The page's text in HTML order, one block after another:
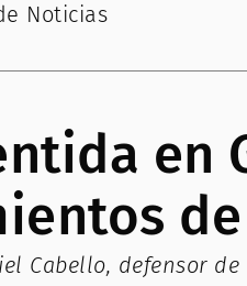
Noticias
en
Cabello, defensor